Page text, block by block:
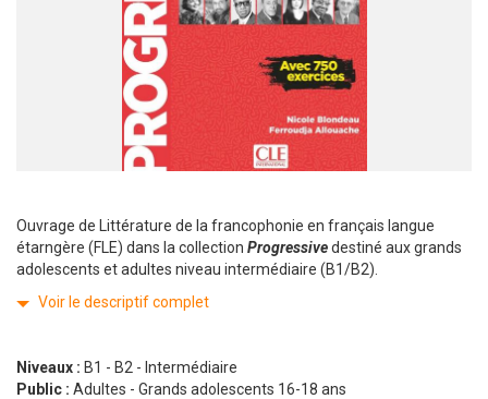
Ouvrage de Littérature de la francophonie en français langue
étarngère (FLE) dans la collection Progressivedestiné aux grands
adolescents et adultes niveau intermédiaire (B1/B2).
Voir le descriptif complet
Niveaux : B1 - B2 - Intermédiaire
Public : Adultes - Grands adolescents 16-18 ans